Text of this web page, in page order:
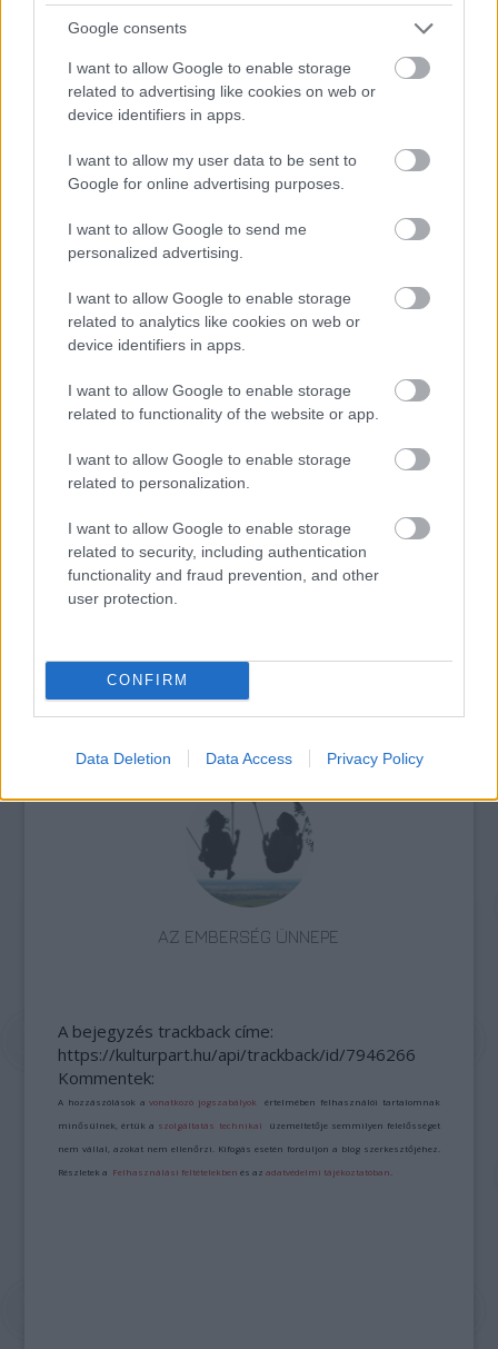
Google consents
I want to allow Google to enable storage
related to advertising like cookies on web or
device identifiers in apps.
I want to allow my user data to be sent to
Google for online advertising purposes.
I want to allow Google to send me
personalized advertising.
I want to allow Google to enable storage
related to analytics like cookies on web or
device identifiers in apps.
I want to allow Google to enable storage
related to functionality of the website or app.
I want to allow Google to enable storage
related to personalization.
I want to allow Google to enable storage
related to security, including authentication
functionality and fraud prevention, and other
user protection.
CONFIRM
Data Deletion Data Access Privacy Policy
augusztus 28-án 19 órakor Vámos Miklós és
Karácsony János beszélget és zenél
Budapest Jazz Clubban.
Forrás:librarius.hu
Budapest Jazz
Club
MARGÓ-DÍJAS
AZ ÁZSIAI GYÓGYÍTÓ REGÉNY AZ ÚJ SKANDINÁV
AZ EMBERSÉG ÜNNEPE
A bejegyzés trackback címe:
https://kulturpart.hu/api/trackback/id/7946266
Kommentek:
A hozzászólások avonatkozó jogszabályok értelmében felhasználói tartalomnak
minősülnek, értük a szolgáltatás technikai üzemeltetője semmilyen felelősséget
nem vállal, azokat nem ellenőrzi. Kifogás esetén forduljon a blog szerkesztőjéhez.
Részletek a Felhasználási feltételekben és azadatvédelmi tájékoztatóban